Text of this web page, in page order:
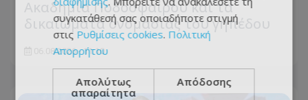
Ακαδημία Ποδοσφαίρου και τα
δικαιώματα ονομασίας του γηπέδου
06.08.2026 - 11:10
συγκατάθεσή σας οποιαδήποτε στιγμή
στις Ρυθμίσεις cookies. Πολιτική
Απορρήτου
Απολύτως
απαραίτητα
Απόδοσης